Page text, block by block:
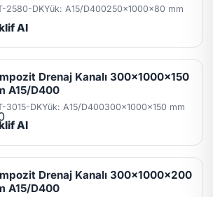
2580-DKYük: A15/D400250x1000x80 mm
Al
Drenaj Kanalı 300x1000x150
A15/D400
3015-DKYük: A15/D400300x1000x150 mm
Al
Drenaj Kanalı 300x1000x200
A15/D400